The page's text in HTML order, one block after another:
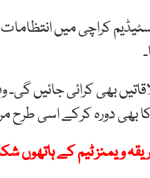
کراچی میں
بھی کرائی جائیں گی۔
بھی دورہ کرکے اسی طرح
ویمنز ٹیم کے ہاتھوں